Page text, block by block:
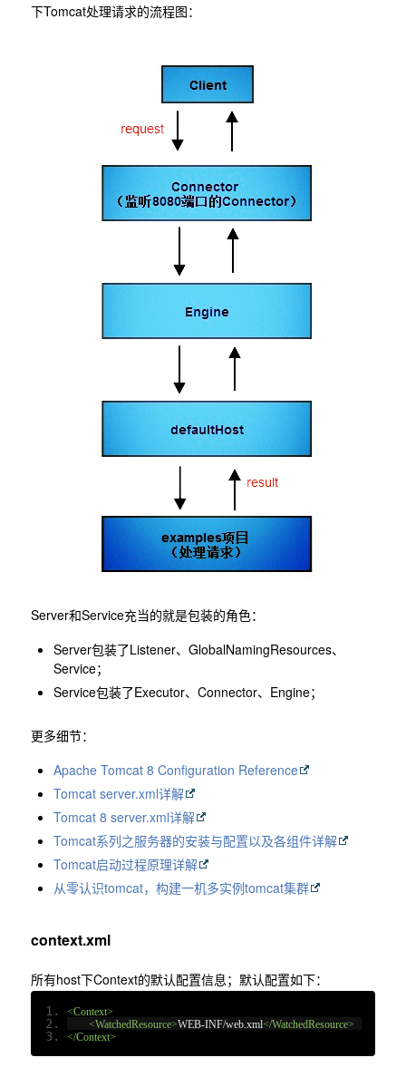
下Tomcat处理请求的流程图：
Server和Service充当的就是包装的角色：
Server包装了Listener、GlobalNamingResources、
Service；
Service包装了Executor、Connector、Engine；
更多细节：
Apache Tomcat 8 Configuration Reference
Tomcat server.xml详解
Tomcat 8 server.xml详解
Tomcat系列之服务器的安装与配置以及各组件详解
Tomcat启动过程原理详解
从零认识tomcat，构建一机多实例tomcat集群
context.xml
所有host下Context的默认配置信息；默认配置如下：
<Context>
<WatchedResource>WEB-INF/web.xml</WatchedResource>
</Context>